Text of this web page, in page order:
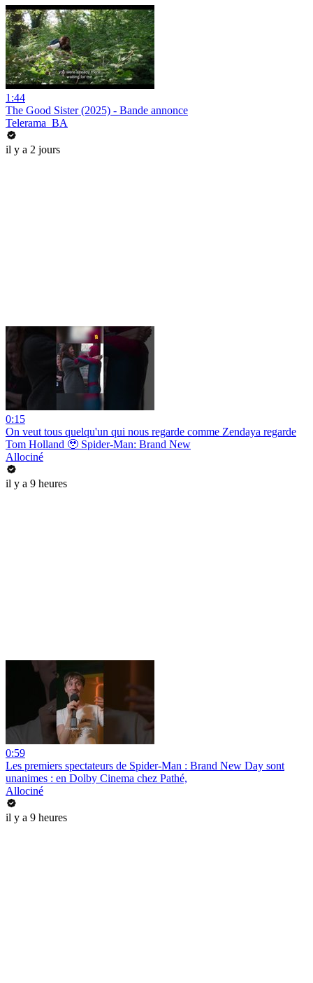
1:44
The Good Sister (2025) - Bande annonce
Telerama_BA
il y a 2 jours
0:15
On veut tous quelqu'un qui nous regarde comme Zendaya regarde
Tom Holland 🥹 Spider-Man: Brand New
Allociné
il y a 9 heures
0:59
Les premiers spectateurs de Spider-Man : Brand New Day sont
unanimes : en Dolby Cinema chez Pathé,
Allociné
il y a 9 heures